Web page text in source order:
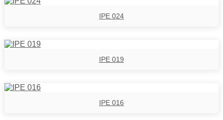
IPE 024
IPE 019
IPE 016